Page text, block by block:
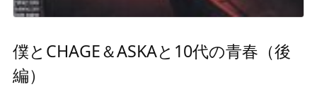
僕とCHAGE＆ASKAと10代の青春（後
編）